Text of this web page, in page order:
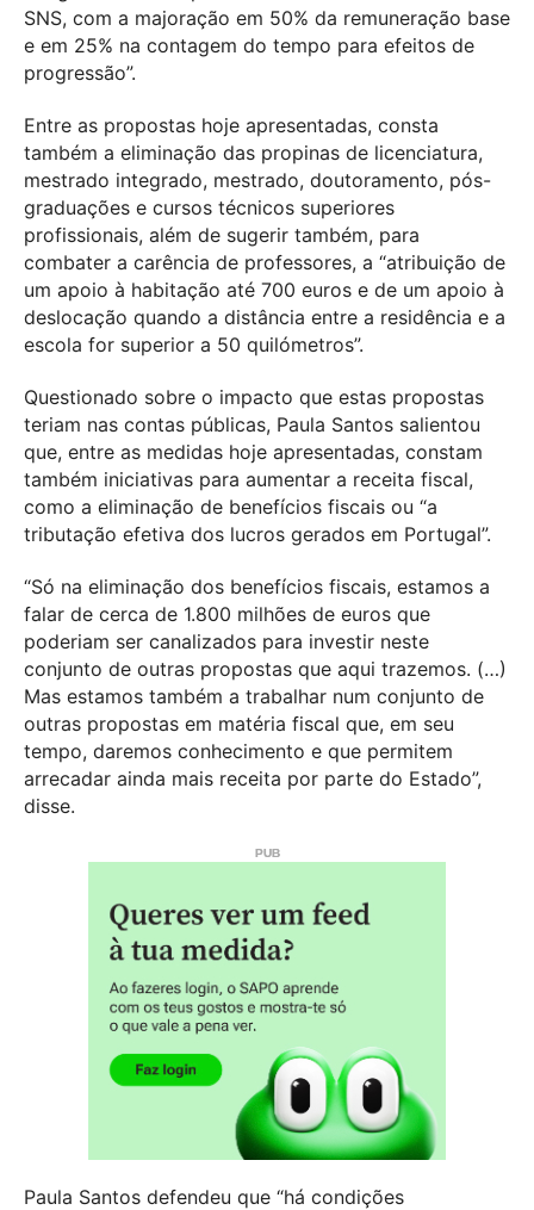
SNS, com a majoração em 50% da remuneração base
e em 25% na contagem do tempo para efeitos de
progressão”.
Entre as propostas hoje apresentadas, consta
também a eliminação das propinas de licenciatura,
mestrado integrado, mestrado, doutoramento, pós-
graduações e cursos técnicos superiores
profissionais, além de sugerir também, para
combater a carência de professores, a “atribuição de
um apoio à habitação até 700 euros e de um apoio à
deslocação quando a distância entre a residência e a
escola for superior a 50 quilómetros”.
Questionado sobre o impacto que estas propostas
teriam nas contas públicas, Paula Santos salientou
que, entre as medidas hoje apresentadas, constam
também iniciativas para aumentar a receita fiscal,
como a eliminação de benefícios fiscais ou “a
tributação efetiva dos lucros gerados em Portugal”.
“Só na eliminação dos benefícios fiscais, estamos a
falar de cerca de 1.800 milhões de euros que
poderiam ser canalizados para investir neste
conjunto de outras propostas que aqui trazemos. (…)
Mas estamos também a trabalhar num conjunto de
outras propostas em matéria fiscal que, em seu
tempo, daremos conhecimento e que permitem
arrecadar ainda mais receita por parte do Estado”,
disse.
Paula Santos defendeu que “há condições